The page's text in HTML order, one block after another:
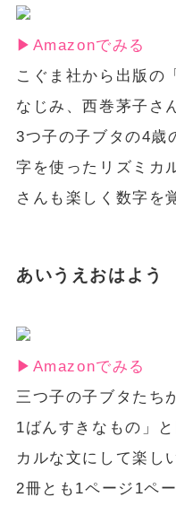
▶︎Amazonでみる
こぐま社から出版の
なじみ、西巻茅子さ
3つ子の子ブタの4歳
字を使ったリズミカ
さんも楽しく数字を
あいうえおはよう
▶︎Amazonでみる
三つ子の子ブタたち
1ばんすきなもの」
カルな文にして楽し
2冊とも1ページ1ペ